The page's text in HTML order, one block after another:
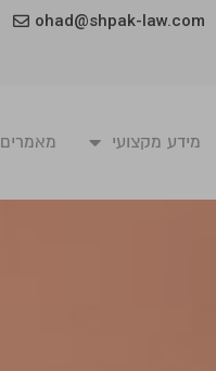
ohad@shpak-law.com
מידע מקצועי מאמרים